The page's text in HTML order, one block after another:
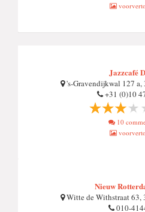
Jazzcafé
's-Gravendijkwal 127 a,
+31 (0)10
10
Nieuw
Witte de Withstraat 63,
010-